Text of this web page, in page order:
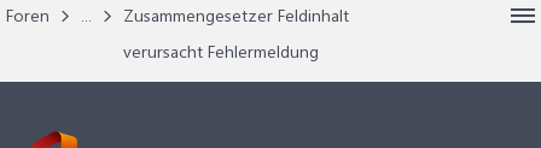
Foren ...
Zusammengesetzer Feldinhalt
verursacht Fehlermeldung